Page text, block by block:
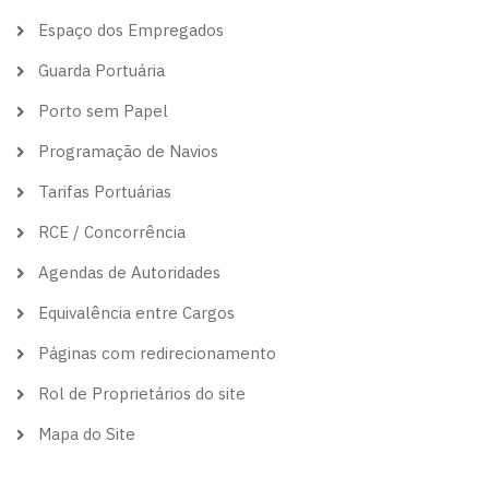
Espaço dos Empregados
Guarda Portuária
Porto sem Papel
Programação de Navios
Tarifas Portuárias
RCE / Concorrência
Agendas de Autoridades
Equivalência entre Cargos
Páginas com redirecionamento
Rol de Proprietários do site
Mapa do Site